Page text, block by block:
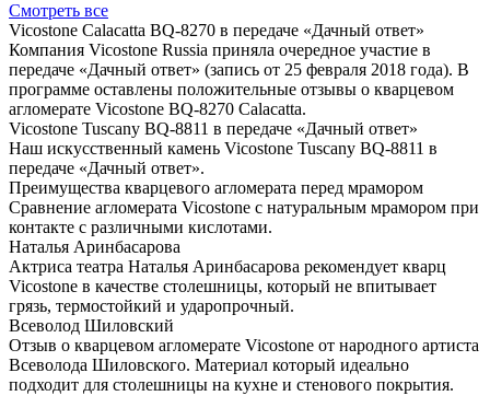
Смотреть все
Vicostone Calacatta BQ-8270 в передаче «Дачный ответ»
Компания Vicostone Russia приняла очередное участие в
передаче «Дачный ответ» (запись от 25 февраля 2018 года). В
программе оставлены положительные отзывы о кварцевом
агломерате Vicostone BQ-8270 Calacatta.
Vicostone Tuscany BQ-8811 в передаче «Дачный ответ»
Наш искусственный камень Vicostone Tuscany BQ-8811 в
передаче «Дачный ответ».
Преимущества кварцевого агломерата перед мрамором
Сравнение агломерата Vicostone с натуральным мрамором при
контакте с различными кислотами.
Наталья Аринбасарова
Актриса театра Наталья Аринбасарова рекомендует кварц
Vicostone в качестве столешницы, который не впитывает
грязь, термостойкий и ударопрочный.
Всеволод Шиловский
Отзыв о кварцевом агломерате Vicostone от народного артиста
Всеволода Шиловского. Материал который идеально
подходит для столешницы на кухне и стенового покрытия.